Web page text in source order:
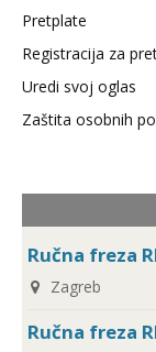
Pretplate
Registracija za
Uredi svoj oglas
Zaštita osobnih
Ručna freza
Zagreb
Ručna freza